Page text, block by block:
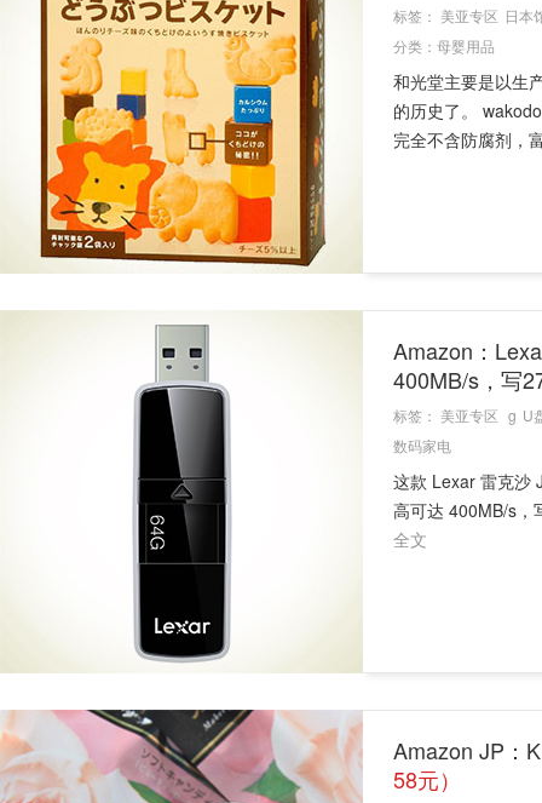
标签： 美亚专区 日本
分类： 母婴用品
和光堂主要是以生
的历史了。
完全不含防腐剂，
Amazon：
400MB/s，写
标签： 美亚专区 g U
数码家电
这款 Lexar 雷克沙
高可达 400MB/s，
全文
Amazon JP：
58元）